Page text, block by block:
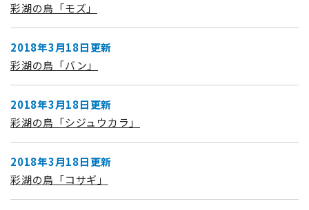
彩湖の鳥「モズ」
2018年3月18日更新
彩湖の鳥「バン」
2018年3月18日更新
彩湖の鳥「シジュウカラ」
2018年3月18日更新
彩湖の鳥「コサギ」